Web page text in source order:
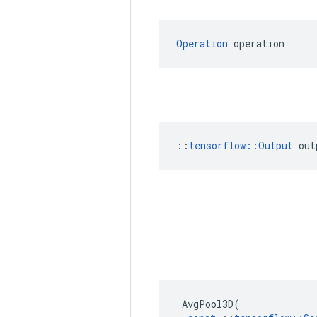
Operation operation
:: tensorflow::Output
AvgPool3D(